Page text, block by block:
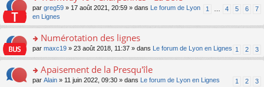
e
nt
u
c
e
nt
o
n
lu
le
u
ré
c
s
a
n
o
n
lu
pl
er
le
m
e
s
s
e
n
o
n
s
er
le
m
e
s
1 4 5 6 7
par greg59 » 17 août 2021, 20:59 » dans
Le forum de Lyon
en Lignes
o
n
ult
er
Numérotation des lignes
1 2 3
par maxc19 » 23 août 2018, 11:37 » dans Le forum de Lyon en Lignes
o
Apaisement de la Presqu'île
1 2 3
par Alain » 11 juin 2022, 09:30 » dans Le forum de Lyon en Lignes